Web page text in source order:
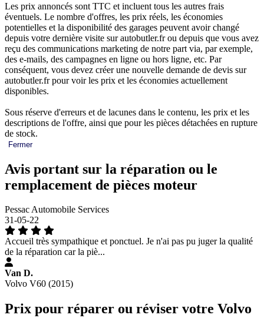
Les prix annoncés sont TTC et incluent tous les autres frais
éventuels. Le nombre d'offres, les prix réels, les économies
potentielles et la disponibilité des garages peuvent avoir changé
depuis votre dernière visite sur autobutler.fr ou depuis que vous avez
reçu des communications marketing de notre part via, par exemple,
des e-mails, des campagnes en ligne ou hors ligne, etc. Par
conséquent, vous devez créer une nouvelle demande de devis sur
autobutler.fr pour voir les prix et les économies actuellement
disponibles.
Sous réserve d'erreurs et de lacunes dans le contenu, les prix et les
descriptions de l'offre, ainsi que pour les pièces détachées en rupture
de stock.
Fermer
Avis portant sur la réparation ou le
remplacement de pièces moteur
Pessac Automobile Services
31-05-22
Accueil très sympathique et ponctuel. Je n'ai pas pu juger la qualité
de la réparation car la piè...
Van D.
Volvo V60 (2015)
Prix pour réparer ou réviser votre Volvo